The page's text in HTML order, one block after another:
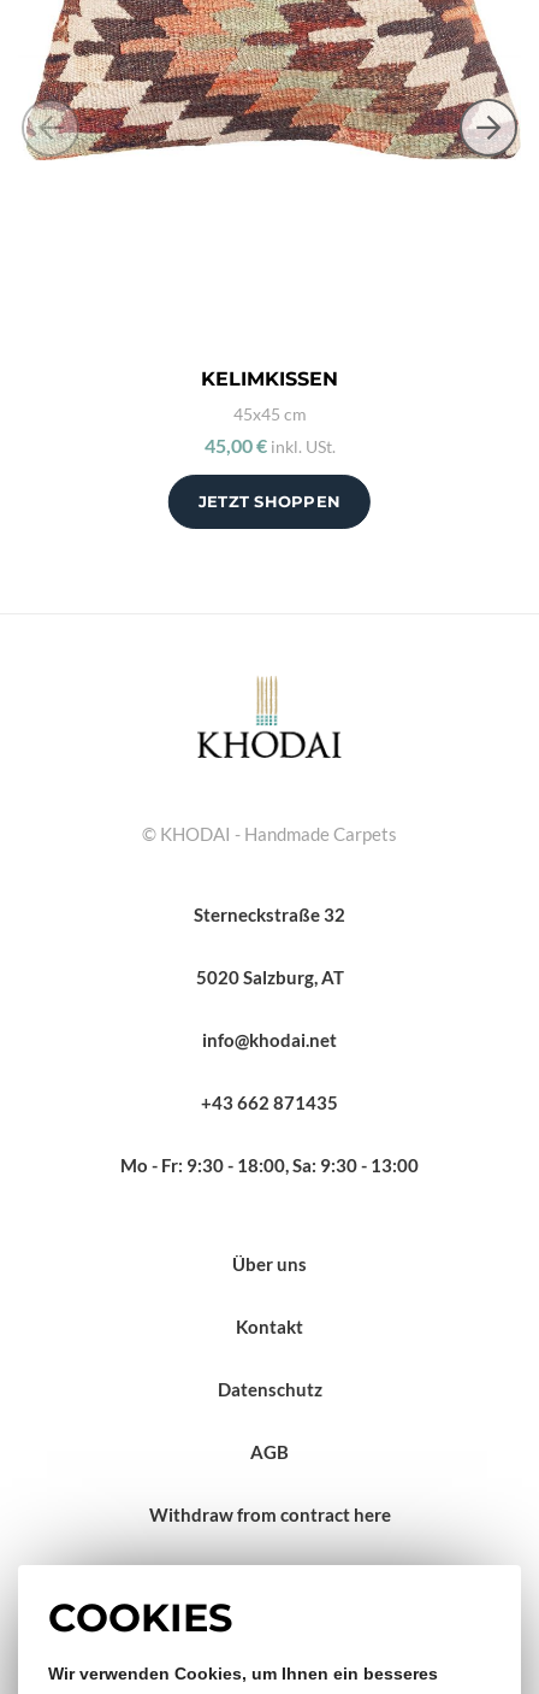
JETZT SHOPPEN
KELIMKISSEN
45x45 cm
45,00 € inkl. USt.
COOKIES
Wir verwenden Cookies, um Ihnen ein besseres
© KHODAI - Handmade Carpets
Sterneckstraße 32
5020 Salzburg, AT
info@khodai.net
+43 662 871435
Mo - Fr: 9:30 - 18:00, Sa: 9:30 - 13:00
Über uns
Kontakt
Datenschutz
AGB
Withdraw from contract here
Gratis Versand & Rückversand